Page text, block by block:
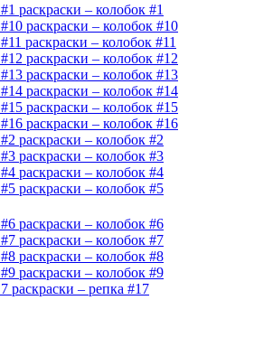
раскраски – колобок #1
раскраски – колобок #10
раскраски – колобок #11
раскраски – колобок #12
раскраски – колобок #13
раскраски – колобок #14
раскраски – колобок #15
раскраски – колобок #16
раскраски – колобок #2
раскраски – колобок #3
раскраски – колобок #4
раскраски – колобок #5
раскраски – колобок #6
раскраски – колобок #7
раскраски – колобок #8
раскраски – колобок #9
раскраски – репка #17